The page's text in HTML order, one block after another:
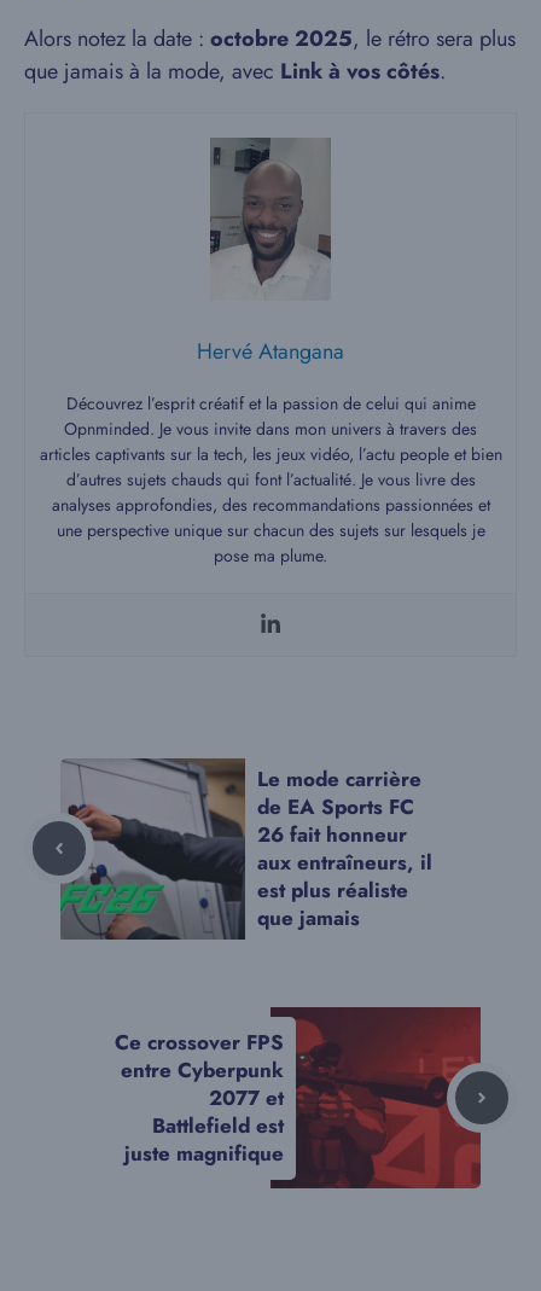
Alors notez la date : octobre 2025, le rétro sera plus
que jamais à la mode, avec Link à vos côtés.
Hervé Atangana
Découvrez l’esprit créatif et la passion de celui qui anime
Opnminded. Je vous invite dans mon univers à travers des
articles captivants sur la tech, les jeux vidéo, l’actu people et bien
d’autres sujets chauds qui font l’actualité. Je vous livre des
analyses approfondies, des recommandations passionnées et
une perspective unique sur chacun des sujets sur lesquels je
pose ma plume.
Le mode carrière
de EA Sports FC
26 fait honneur
aux entraîneurs, il
est plus réaliste
que jamais
Ce crossover FPS
entre Cyberpunk
2077 et
Battlefield est
juste magnifique